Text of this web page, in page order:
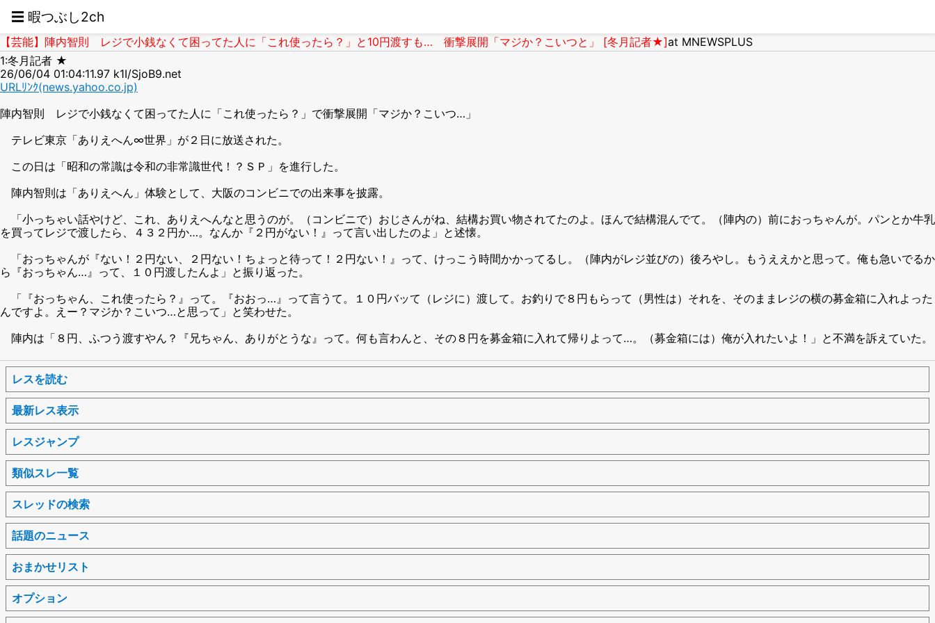
☰ 暇つぶし2ch
【芸能】陣内智則 レジで小銭なくて困ってた人に「これ使ったら？」と10円渡すも… 衝撃展開「マジか？こいつと」 [冬月記者★]at MNEWSPLUS
1:冬月記者 ★
26/06/04 01:04:11.97 k1I/SjoB9.net
URLﾘﾝｸ(news.yahoo.co.jp)
陣内智則 レジで小銭なくて困ってた人に「これ使ったら？」で衝撃展開「マジか？こいつ…」
テレビ東京「ありえへん∞世界」が２日に放送された。
この日は「昭和の常識は令和の非常識世代！？ＳＰ」を進行した。
陣内智則は「ありえへん」体験として、大阪のコンビニでの出来事を披露。
「小っちゃい話やけど、これ、ありえへんなと思うのが。（コンビニで）おじさんがね、結構お買い物されてたのよ。ほんで結構混んでて。（陣内の）前におっちゃんが。パンとか牛乳
を買ってレジで渡したら、４３２円か…。なんか『２円がない！』って言い出したのよ」と述懐。
「おっちゃんが『ない！２円ない、２円ない！ちょっと待って！２円ない！』って、けっこう時間かかってるし。（陣内がレジ並びの）後ろやし。もうええかと思って。俺も急いでるか
ら『おっちゃん…』って、１０円渡したんよ」と振り返った。
「『おっちゃん、これ使ったら？』って。『おおっ…』って言うて。１０円バッて（レジに）渡して。お釣りで８円もらって（男性は）それを、そのままレジの横の募金箱に入れよった
んですよ。えー？マジか？こいつ…と思って」と笑わせた。
陣内は「８円、ふつう渡すやん？『兄ちゃん、ありがとうな』って。何も言わんと、その８円を募金箱に入れて帰りよって…。（募金箱には）俺が入れたいよ！」と不満を訴えていた。
レスを読む
最新レス表示
レスジャンプ
類似スレ一覧
スレッドの検索
話題のニュース
おまかせリスト
オプション